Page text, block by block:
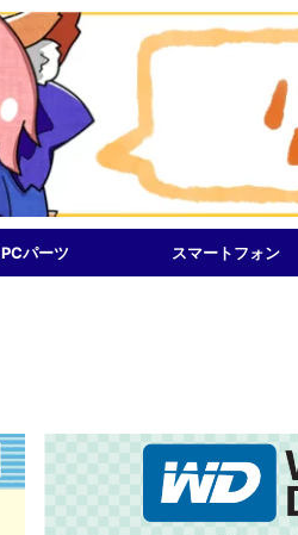
PCパーツ スマートフォン